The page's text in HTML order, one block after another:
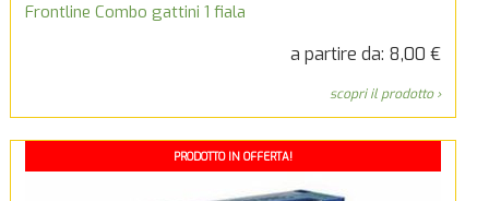
Frontline Combo gattini 1 fiala
a partire da: 8,00 €
scopri il prodotto ›
PRODOTTO IN OFFERTA!